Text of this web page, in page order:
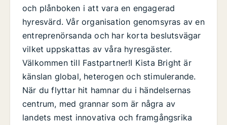
och plånboken i att vara en engagerad
hyresvärd. Vår organisation genomsyras av en
entreprenörsanda och har korta beslutsvägar
vilket uppskattas av våra hyresgäster.
Välkommen till Fastpartner!I Kista Bright är
känslan global, heterogen och stimulerande.
När du flyttar hit hamnar du i händelsernas
centrum, med grannar som är några av
landets mest innovativa och framgångsrika